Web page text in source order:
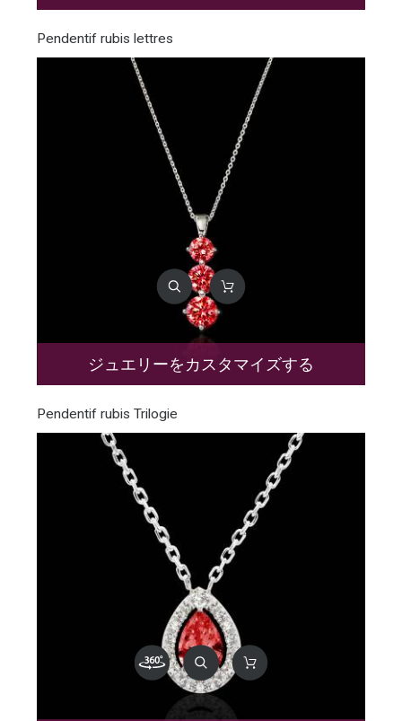
Pendentif rubis lettres
ジュエリーをカスタマイズする
Pendentif rubis Trilogie